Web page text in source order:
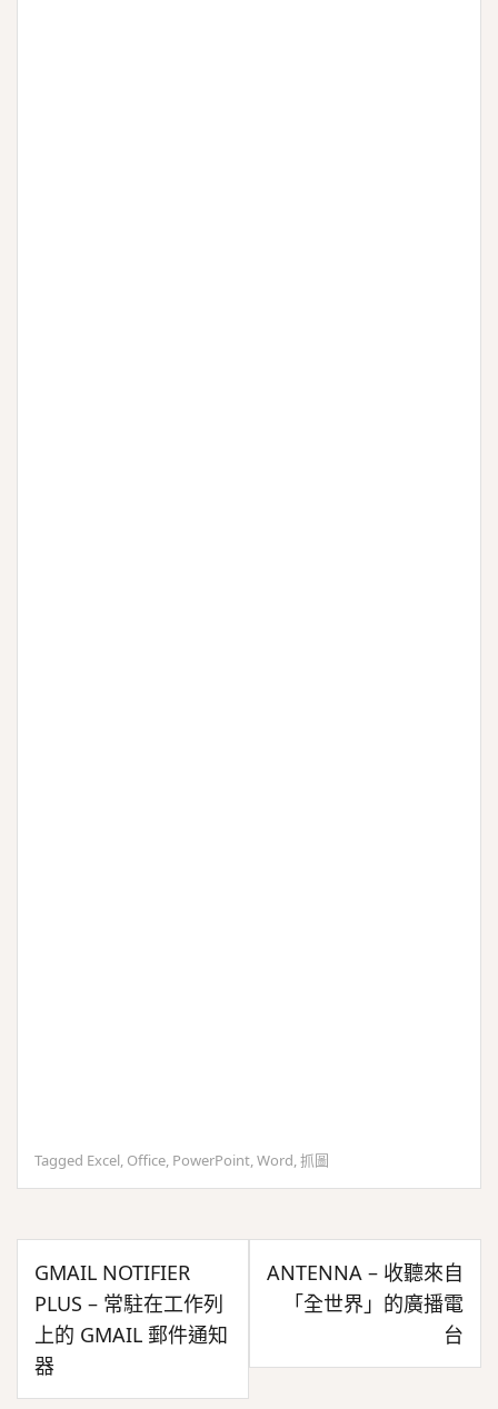
Tagged Excel, Office, PowerPoint,Word,抓圖
文
章
導
覽
GMAIL NOTIFIER
PLUS – 常駐在工作列
上的 GMAIL 郵件通知
器
ANTENNA – 收聽來自
「全世界」的廣播電
台